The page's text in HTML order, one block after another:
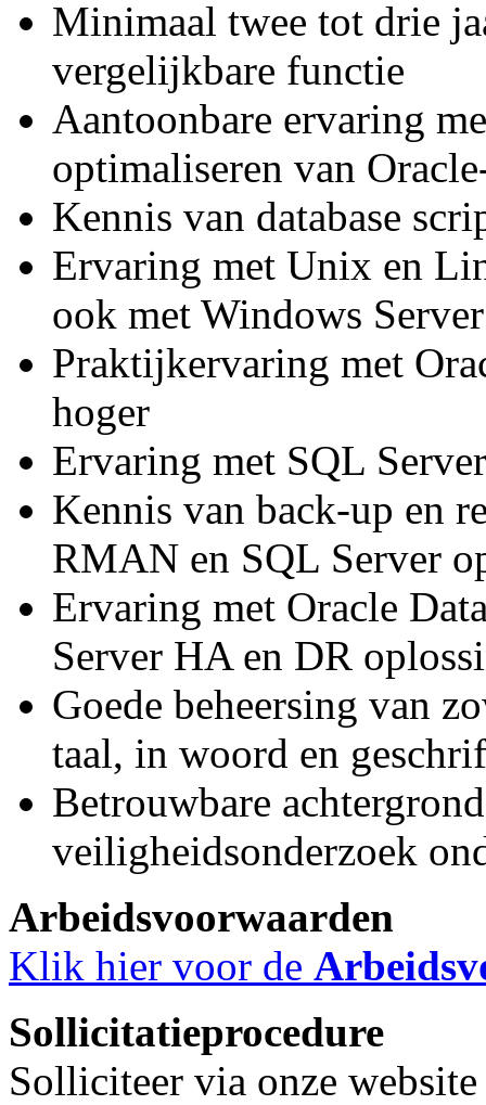
Minimaal twee tot drie
vergelijkbare functie
Aantoonbare ervaring
optimaliseren van
Kennis van database
Ervaring met Unix en
ook met Windows Server
Praktijkervaring met
hoger
Ervaring met SQL
Kennis van back-up en
RMAN en SQL Server
Ervaring met Oracle
Server HA en DR
Goede beheersing van
taal, in woord en
Betrouwbare
veiligheidsonderzoek
Arbeidsvoorwaarden
Klik hier voor de
Sollicitatieprocedure
Solliciteer via onze